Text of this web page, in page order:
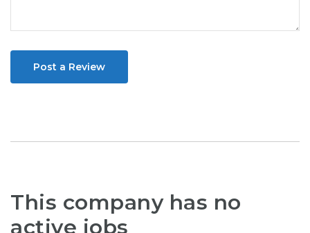
Post a Review
This company has no
active jobs